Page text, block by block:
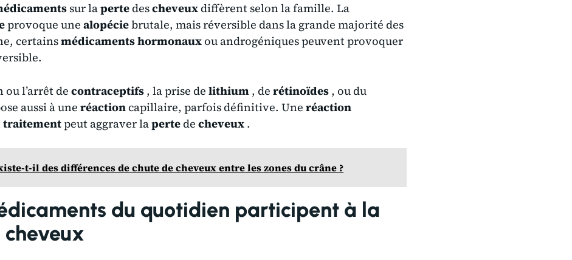
sur lapertedescheveuxdiffèrent selon la famille. La
provoque une alopéciebrutale, mais réversible dans la grande majorité des
certainsmédicaments hormonauxou androgéniques peuvent provoquer
l’arrêt de contraceptifs , la prise de lithium , de rétinoïdes , ou du
aussi à une réactioncapillaire, parfois définitive. Une réaction
traitementpeut aggraver lapertede cheveux .
t-il des différences de chute de cheveux entre les zones du crâne ?
du quotidien participent à la